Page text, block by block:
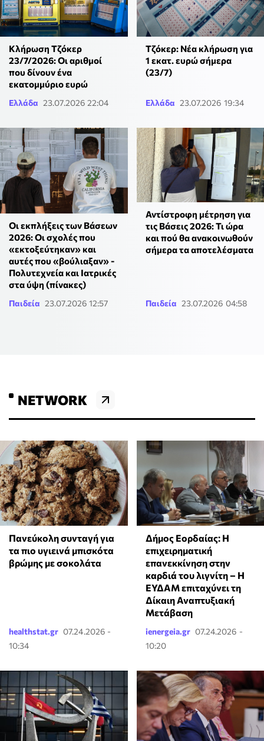
Κλήρωση Τζόκερ
23/7/2026: Οι αριθμοί
που δίνουν ένα
εκατομμύριο ευρώ
Ελλάδα 23.07.2026 22:04
Τζόκερ: Νέα κλήρωση για
1 εκατ. ευρώ σήμερα
(23/7)
Ελλάδα 23.07.2026 19:34
Οι εκπλήξεις των Βάσεων
2026: Οι σχολές που
«εκτοξεύτηκαν» και
αυτές που «βούλιαξαν» -
Πολυτεχνεία και Ιατρικές
στα ύψη (πίνακες)
Παιδεία 23.07.2026 12:57
Αντίστροφη μέτρηση για
τις Βάσεις 2026: Τι ώρα
και πού θα ανακοινωθούν
σήμερα τα αποτελέσματα
Παιδεία 23.07.2026 04:58
NETWORK
Πανεύκολη συνταγή για
τα πιο υγιεινά μπισκότα
βρώμης με σοκολάτα
healthstat.gr 07.24.2026 -
10:34
Δήμος Εορδαίας: Η
επιχειρηματική
επανεκκίνηση στην
καρδιά του λιγνίτη – Η
ΕΥΔΑΜ επιταχύνει τη
Δίκαιη Αναπτυξιακή
Μετάβαση
ienergeia.gr 07.24.2026 -
10:20